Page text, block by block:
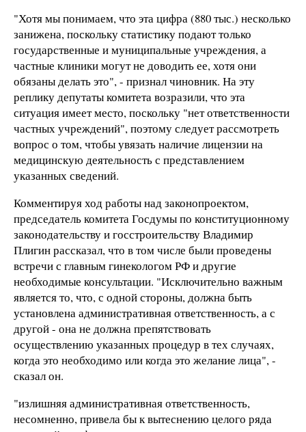
"Хотя мы понимаем, что эта цифра (880 тыс.) несколько
занижена, поскольку статистику подают только
государственные и муниципальные учреждения, а
частные клиники могут не доводить ее, хотя они
обязаны делать это", - признал чиновник. На эту
реплику депутаты комитета возразили, что эта
ситуация имеет место, поскольку "нет ответственности
частных учреждений", поэтому следует рассмотреть
вопрос о том, чтобы увязать наличие лицензии на
медицинскую деятельность с представлением
указанных сведений.
Комментируя ход работы над законопроектом,
председатель комитета Госдумы по конституционному
законодательству и госстроительству Владимир
Плигин рассказал, что в том числе были проведены
встречи с главным гинекологом РФ и другие
необходимые консультации. "Исключительно важным
является то, что, с одной стороны, должна быть
установлена административная ответственность, а с
другой - она не должна препятствовать
осуществлению указанных процедур в тех случаях,
когда это необходимо или когда это желание лица", -
сказал он.
"излишняя административная ответственность,
несомненно, привела бы к вытеснению целого ряда